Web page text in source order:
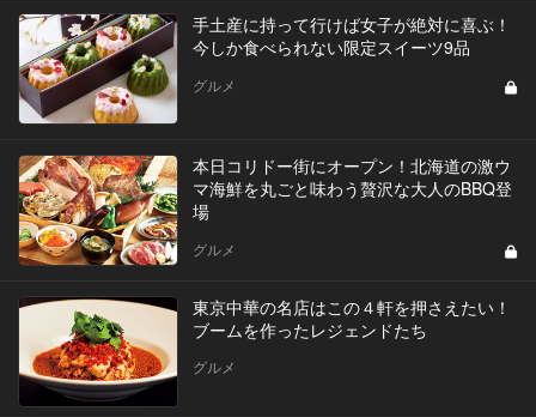
手土産に持って行けば女子が絶対に喜ぶ！
今しか食べられない限定スイーツ9品
グルメ
本日コリドー街にオープン！北海道の激ウ
マ海鮮を丸ごと味わう贅沢な大人のBBQ登
場
グルメ
東京中華の名店はこの４軒を押さえたい！
ブームを作ったレジェンドたち
グルメ